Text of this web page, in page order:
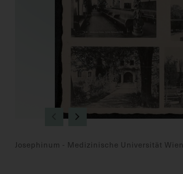
Josephinum - Medizinische Universität Wien